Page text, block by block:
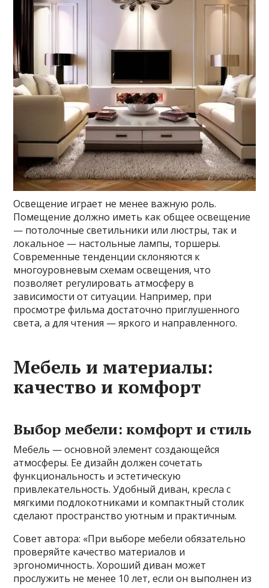
Освещение играет не менее важную роль.
Помещение должно иметь как общее освещение
— потолочные светильники или люстры, так и
локальное — настольные лампы, торшеры.
Современные тенденции склоняются к
многоуровневым схемам освещения, что
позволяет регулировать атмосферу в
зависимости от ситуации. Например, при
просмотре фильма достаточно приглушенного
света, а для чтения — яркого и направленного.
Мебель и материалы:
качество и комфорт
Выбор мебели: комфорт и стиль
Мебель — основной элемент создающейся
атмосферы. Ее дизайн должен сочетать
функциональность и эстетическую
привлекательность. Удобный диван, кресла с
мягкими подлокотниками и компактный столик
сделают пространство уютным и практичным.
Совет автора: «При выборе мебели обязательно
проверяйте качество материалов и
эргономичность. Хороший диван может
прослужить не менее 10 лет, если он выполнен из